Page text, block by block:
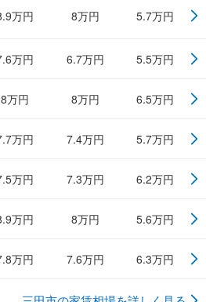
万円 8万円 5.7万円
万円 6.7万円 5.5万円
8万円 8万円 6.5万円
万円 7.4万円 5.7万円
万円 7.3万円 6.2万円
万円 8万円 5.6万円
万円 7.6万円 6.3万円